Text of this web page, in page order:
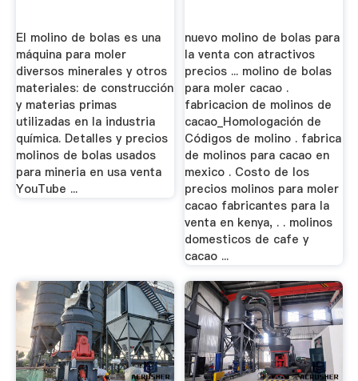
El molino de bolas es una
máquina para moler
diversos minerales y otros
materiales: de construcción
y materias primas
utilizadas en la industria
química. Detalles y precios
molinos de bolas usados
para mineria en usa venta
YouTube ...
nuevo molino de bolas para
la venta con atractivos
precios ... molino de bolas
para moler cacao .
fabricacion de molinos de
cacao_Homologación de
Códigos de molino . fabrica
de molinos para cacao en
mexico . Costo de los
precios molinos para moler
cacao fabricantes para la
venta en kenya, . . molinos
domesticos de cafe y
cacao ...